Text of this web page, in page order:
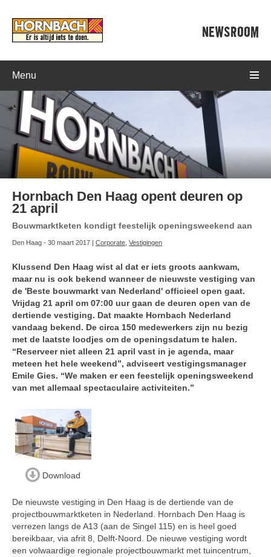
NEWSROOM
Menu
Hornbach Den Haag opent deuren op
21 april
Bouwmarktketen kondigt feestelijk openingsweekend aan
Den Haag - 30 maart 2017 | Corporate Vestigingen
Klussend Den Haag wist al dat er iets groots aankwam,
maar nu is ook bekend wanneer de nieuwste vestiging van
de 'Beste bouwmarkt van Nederland' officieel open gaat.
Vrijdag 21 april om 07:00 uur gaan de deuren open van de
dertiende vestiging. Dat maakte Hornbach Nederland
vandaag bekend. De circa 150 medewerkers zijn nu bezig
met de laatste loodjes om de openingsdatum te halen.
“Reserveer niet alleen 21 april vast in je agenda, maar
meteen het hele weekend”, adviseert vestigingsmanager
Emile Gies. “We maken er een feestelijk openingsweekend
van met allemaal spectaculaire activiteiten.”
Download
De nieuwste vestiging in Den Haag is de dertiende van de
projectbouwmarktketen in Nederland. Hornbach Den Haag is
verrezen langs de A13 (aan de Singel 115) en is heel goed
bereikbaar, via afrit 8, Delft-Noord. De nieuwe vestiging wordt
een volwaardige regionale projectbouwmarkt met tuincentrum,